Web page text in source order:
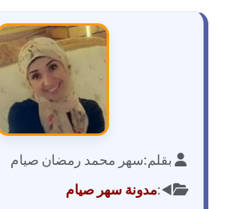
مدونة احمد البحيري
مدونة أحمد الجمال
عاملة
مدونة احمد الحسينيبقلم:سهر محمد رمضان صيام
◀️:مدونة سهر صيام